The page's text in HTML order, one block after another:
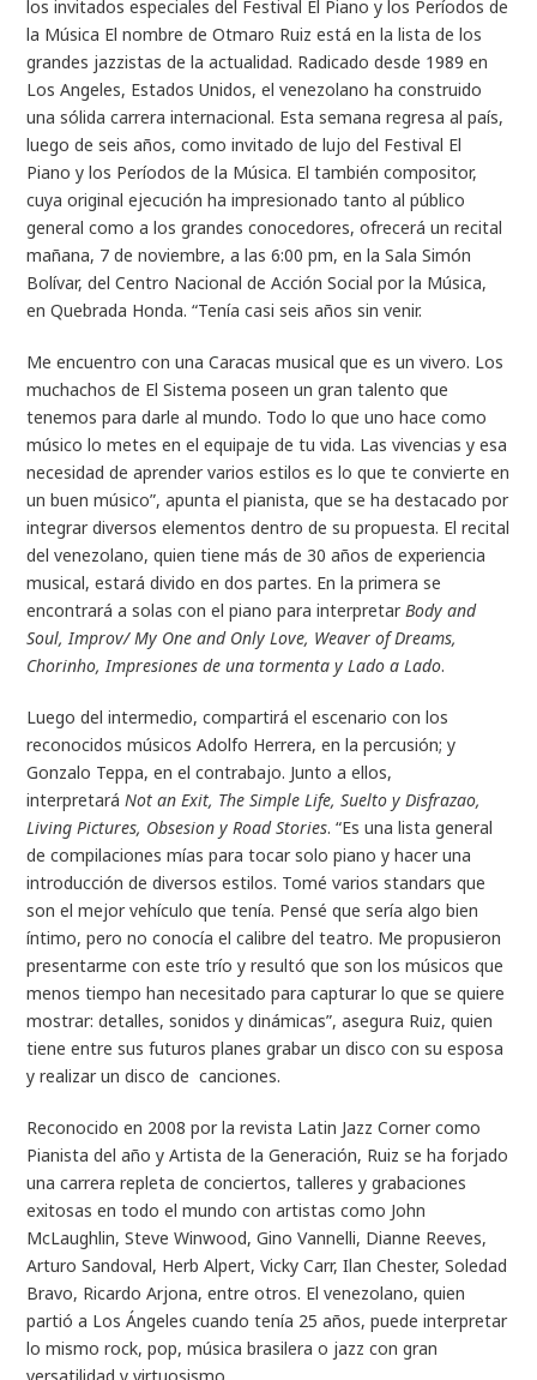
los invitados especiales del Festival El Piano y los Períodos de
la Música El nombre de Otmaro Ruiz está en la lista de los
grandes jazzistas de la actualidad. Radicado desde 1989 en
Los Angeles, Estados Unidos, el venezolano ha construido
una sólida carrera internacional. Esta semana regresa al país,
luego de seis años, como invitado de lujo del Festival El
Piano y los Períodos de la Música. El también compositor,
cuya original ejecución ha impresionado tanto al público
general como a los grandes conocedores, ofrecerá un recital
mañana, 7 de noviembre, a las 6:00 pm, en la Sala Simón
Bolívar, del Centro Nacional de Acción Social por la Música,
en Quebrada Honda. “Tenía casi seis años sin venir.
Me encuentro con una Caracas musical que es un vivero. Los
muchachos de El Sistema poseen un gran talento que
tenemos para darle al mundo. Todo lo que uno hace como
músico lo metes en el equipaje de tu vida. Las vivencias y esa
necesidad de aprender varios estilos es lo que te convierte en
un buen músico”, apunta el pianista, que se ha destacado por
integrar diversos elementos dentro de su propuesta. El recital
del venezolano, quien tiene más de 30 años de experiencia
musical, estará divido en dos partes. En la primera se
encontrará a solas con el piano para interpretar Body and
Soul, Improv/ My One and Only Love, Weaver of Dreams,
Chorinho, Impresiones de una tormenta y Lado a Lado.
Luego del intermedio, compartirá el escenario con los
reconocidos músicos Adolfo Herrera, en la percusión; y
Gonzalo Teppa, en el contrabajo. Junto a ellos,
interpretaráNot an Exit, The Simple Life, Suelto y Disfrazao,
Living Pictures, Obsesion y Road Stories. “Es una lista general
de compilaciones mías para tocar solo piano y hacer una
introducción de diversos estilos. Tomé varios standars que
son el mejor vehículo que tenía. Pensé que sería algo bien
íntimo, pero no conocía el calibre del teatro. Me propusieron
presentarme con este trío y resultó que son los músicos que
menos tiempo han necesitado para capturar lo que se quiere
mostrar: detalles, sonidos y dinámicas”, asegura Ruiz, quien
tiene entre sus futuros planes grabar un disco con su esposa
y realizar un disco de canciones.
Reconocido en 2008 por la revista Latin Jazz Corner como
Pianista del año y Artista de la Generación, Ruiz se ha forjado
una carrera repleta de conciertos, talleres y grabaciones
exitosas en todo el mundo con artistas como John
McLaughlin, Steve Winwood, Gino Vannelli, Dianne Reeves,
Arturo Sandoval, Herb Alpert, Vicky Carr, Ilan Chester, Soledad
Bravo, Ricardo Arjona, entre otros. El venezolano, quien
partió a Los Ángeles cuando tenía 25 años, puede interpretar
lo mismo rock, pop, música brasilera o jazz con gran